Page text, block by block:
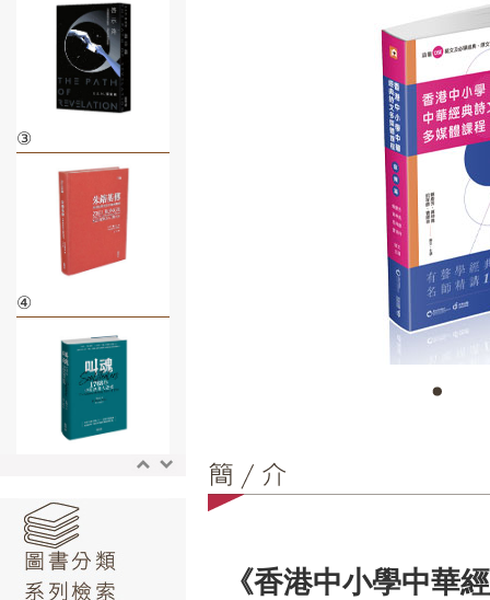
③
④
《香港中小學中華